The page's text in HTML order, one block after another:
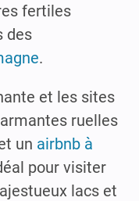
fertiles
des
.
et les sites
ruelles
un airbnb à
pour visiter
lacs et